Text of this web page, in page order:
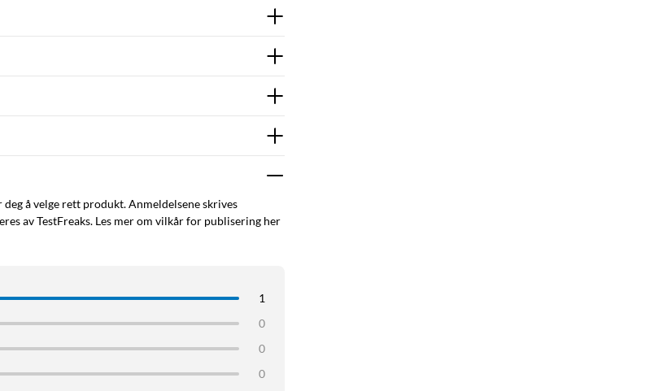
å velge rett produkt. Anmeldelsene skrives
av TestFreaks. Les mer om vilkår for publisering her
1
0
0
0